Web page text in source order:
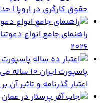
حقوق کارگری در اروپا |
راهنمای جامع انواع
2026
پاسپورت
اعتبار گذرنامه و تاثیر آن